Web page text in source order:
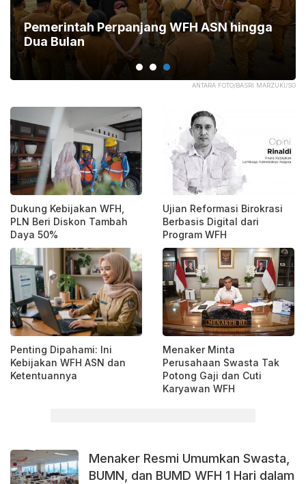
ANTARA FOTO/BASRI MARZUKI/SG
Pemerintah Perpanjang WFH ASN hingga
Dua Bulan
Dukung Kebijakan WFH,
PLN Beri Diskon Tambah
Daya 50%
Ujian Reformasi Birokrasi
Berbasis Digital dari
Program WFH
Penting Dipahami: Ini
Kebijakan WFH ASN dan
Ketentuannya
Menaker Minta
Perusahaan Swasta Tak
Potong Gaji dan Cuti
Karyawan WFH
Menaker Resmi Umumkan Swasta,
BUMN, dan BUMD WFH 1 Hari dalam